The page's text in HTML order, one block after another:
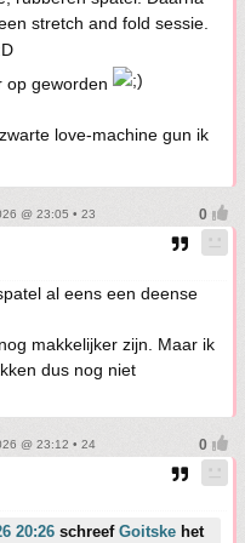
stretch and fold sessie.
op geworden
love-machine gun ik
@ 23:05 • 23
al eens een deense
makkelijker zijn. Maar ik
dus nog niet
@ 23:12 • 24
20:26 schreef Goitske het